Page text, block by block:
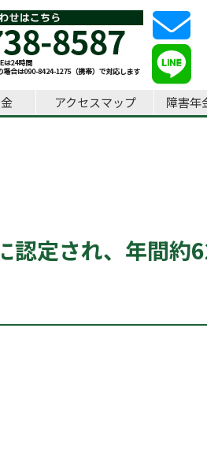
アクセスマップ 障害年
認定され、年間約